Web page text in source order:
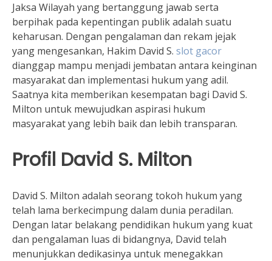
Jaksa Wilayah yang bertanggung jawab serta
berpihak pada kepentingan publik adalah suatu
keharusan. Dengan pengalaman dan rekam jejak
yang mengesankan, Hakim David S. slot gacor
dianggap mampu menjadi jembatan antara keinginan
masyarakat dan implementasi hukum yang adil.
Saatnya kita memberikan kesempatan bagi David S.
Milton untuk mewujudkan aspirasi hukum
masyarakat yang lebih baik dan lebih transparan.
Profil David S. Milton
David S. Milton adalah seorang tokoh hukum yang
telah lama berkecimpung dalam dunia peradilan.
Dengan latar belakang pendidikan hukum yang kuat
dan pengalaman luas di bidangnya, David telah
menunjukkan dedikasinya untuk menegakkan